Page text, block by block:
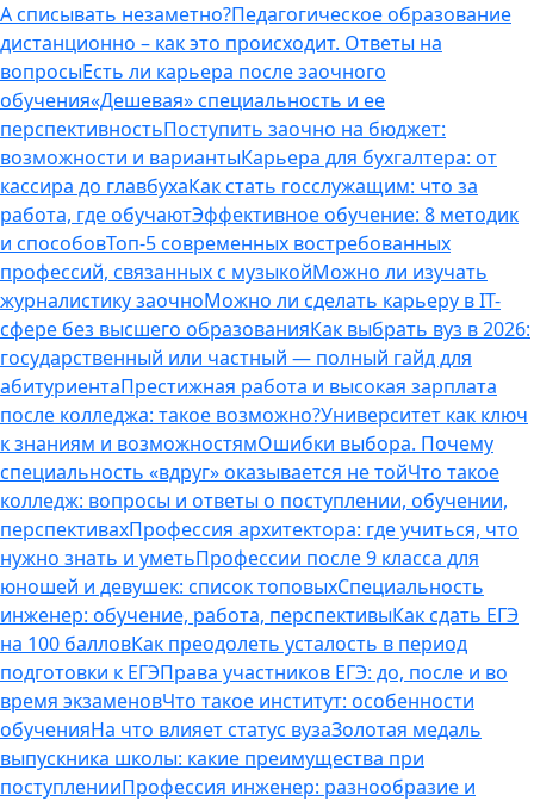
А списывать незаметно?Педагогическое образование
дистанционно – как это происходит. Ответы на
вопросыЕсть ли карьера после заочного
обучения«Дешевая» специальность и ее
перспективностьПоступить заочно на бюджет:
возможности и вариантыКарьера для бухгалтера: от
кассира до главбухаКак стать госслужащим: что за
работа, где обучаютЭффективное обучение: 8 методик
и способовТоп-5 современных востребованных
профессий, связанных с музыкойМожно ли изучать
журналистику заочноМожно ли сделать карьеру в IT-
сфере без высшего образованияКак выбрать вуз в 2026:
государственный или частный — полный гайд для
абитуриентаПрестижная работа и высокая зарплата
после колледжа: такое возможно?Университет как ключ
к знаниям и возможностямОшибки выбора. Почему
специальность «вдруг» оказывается не тойЧто такое
колледж: вопросы и ответы о поступлении, обучении,
перспективахПрофессия архитектора: где учиться, что
нужно знать и уметьПрофессии после 9 класса для
юношей и девушек: список топовыхСпециальность
инженер: обучение, работа, перспективыКак сдать ЕГЭ
на 100 балловКак преодолеть усталость в период
подготовки к ЕГЭПрава участников ЕГЭ: до, после и во
время экзаменовЧто такое институт: особенности
обученияНа что влияет статус вузаЗолотая медаль
выпускника школы: какие преимущества при
поступленииПрофессия инженер: разнообразие и